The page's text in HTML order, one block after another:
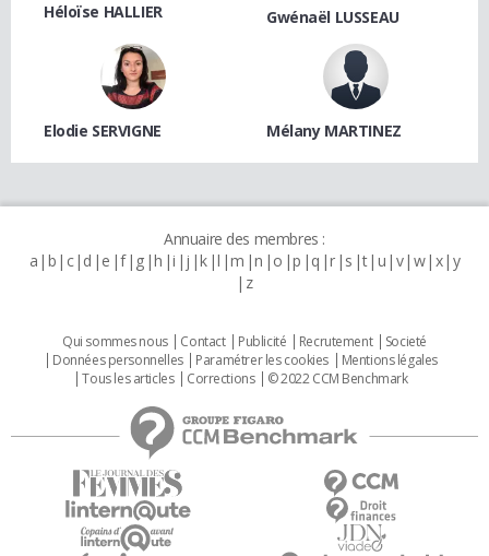
Héloïse HALLIER Gwénaël LUSSEAU
Elodie SERVIGNE Mélany MARTINEZ
Annuaire des membres :
a b c d e f g h i j k l m n o p q r s t u v w x y
z
Qui sommes nous Contact Publicité Recrutement
Societé
Données personnelles
Paramétrer les cookies
Mentions légales
Tous les articles
Corrections © 2022 CCM Benchmark